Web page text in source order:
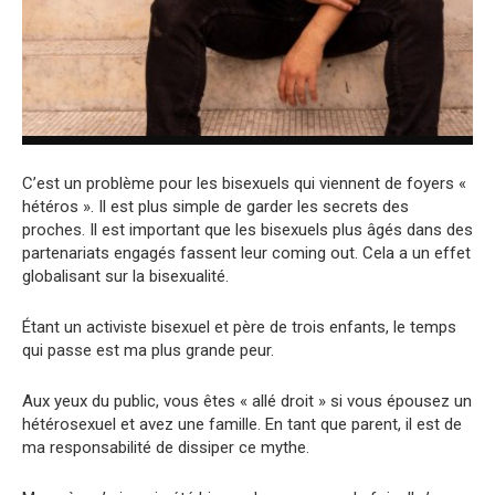
C’est un problème pour les bisexuels qui viennent de foyers «
hétéros ». Il est plus simple de garder les secrets des
proches. Il est important que les bisexuels plus âgés dans des
partenariats engagés fassent leur coming out. Cela a un effet
globalisant sur la bisexualité.
Étant un activiste bisexuel et père de trois enfants, le temps
qui passe est ma plus grande peur.
Aux yeux du public, vous êtes « allé droit » si vous épousez un
hétérosexuel et avez une famille. En tant que parent, il est de
ma responsabilité de dissiper ce mythe.